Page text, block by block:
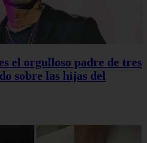
el orgulloso padre de tres
sobre las hijas del